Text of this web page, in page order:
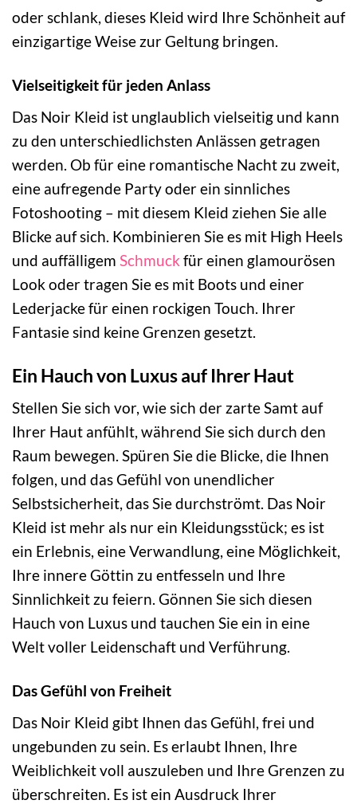
oder schlank, dieses Kleid wird Ihre Schönheit auf
einzigartige Weise zur Geltung bringen.
Vielseitigkeit für jeden Anlass
Das Noir Kleid ist unglaublich vielseitig und kann
zu den unterschiedlichsten Anlässen getragen
werden. Ob für eine romantische Nacht zu zweit,
eine aufregende Party oder ein sinnliches
Fotoshooting – mit diesem Kleid ziehen Sie alle
Blicke auf sich. Kombinieren Sie es mit High Heels
und auffälligem Schmuck für einen glamourösen
Look oder tragen Sie es mit Boots und einer
Lederjacke für einen rockigen Touch. Ihrer
Fantasie sind keine Grenzen gesetzt.
Ein Hauch von Luxus auf Ihrer Haut
Stellen Sie sich vor, wie sich der zarte Samt auf
Ihrer Haut anfühlt, während Sie sich durch den
Raum bewegen. Spüren Sie die Blicke, die Ihnen
folgen, und das Gefühl von unendlicher
Selbstsicherheit, das Sie durchströmt. Das Noir
Kleid ist mehr als nur ein Kleidungsstück; es ist
ein Erlebnis, eine Verwandlung, eine Möglichkeit,
Ihre innere Göttin zu entfesseln und Ihre
Sinnlichkeit zu feiern. Gönnen Sie sich diesen
Hauch von Luxus und tauchen Sie ein in eine
Welt voller Leidenschaft und Verführung.
Das Gefühl von Freiheit
Das Noir Kleid gibt Ihnen das Gefühl, frei und
ungebunden zu sein. Es erlaubt Ihnen, Ihre
Weiblichkeit voll auszuleben und Ihre Grenzen zu
überschreiten. Es ist ein Ausdruck Ihrer